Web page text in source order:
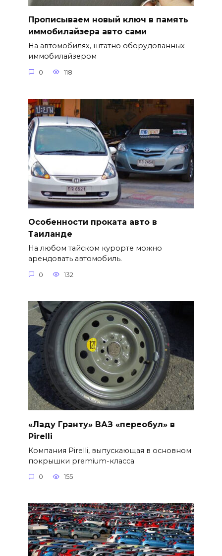
Прописываем новый ключ в память
иммобилайзера авто сами
На автомобилях, штатно оборудованных
иммобилайзером
0 118
Особенности проката авто в
Таиланде
На любом тайском курорте можно
арендовать автомобиль.
0 132
«Ладу Гранту» ВАЗ «переобул» в
Pirelli
Компания Pirelli, выпускающая в основном
покрышки premium-класса
0 155